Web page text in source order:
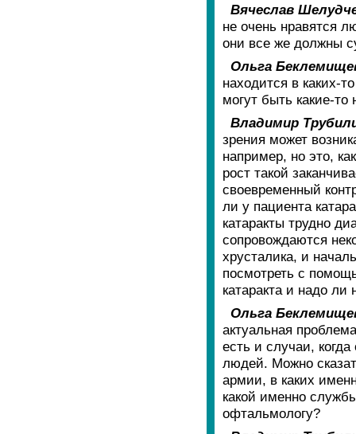
Вячеслав
не очень нравятся
они все же должны
Ольга
находится в каких-
могут быть какие-
Владимир
зрения может
например, но это,
рост такой
своевременный
ли у пациента
катаракты трудно
сопровождаются
хрусталика, и
посмотреть с
катаракта и надо ли
Ольга
актуальная
есть и случаи,
людей. Можно
армии, в каких
какой именно
офтальмологу?